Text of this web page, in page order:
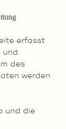
erfasst
und
des
werden
und die